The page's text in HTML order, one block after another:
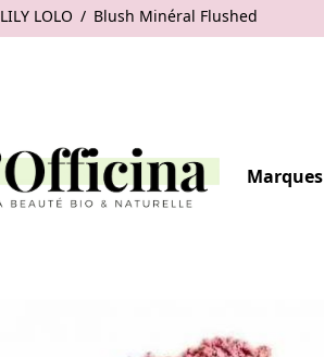
LILY LOLO Blush Minéral Flushed
Marques